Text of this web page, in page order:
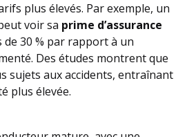
plus élevés. Par exemple, un
voir sa prime d’assurance
30 % par rapport à un
Des études montrent que
sujets aux accidents, entraînant
plus élevée.